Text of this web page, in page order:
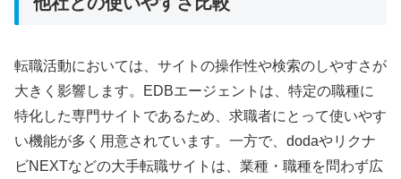
転職活動においては、サイトの操作性や検索のしやすさが
大きく影響します。EDBエージェントは、特定の職種に
特化した専門サイトであるため、求職者にとって使いやす
い機能が多く用意されています。一方で、dodaやリクナ
ビNEXTなどの大手転職サイトは、業種・職種を問わず広